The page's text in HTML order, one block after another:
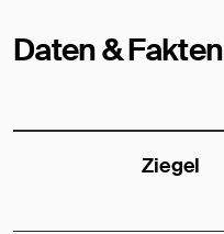
Daten & Fakten
Ziegel